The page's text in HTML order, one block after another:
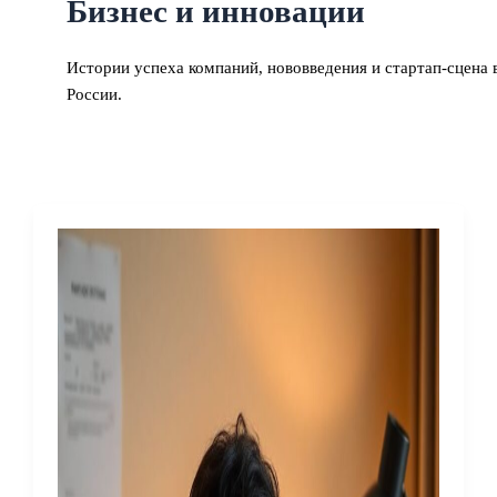
Бизнес и инновации
Истории успеха компаний, нововведения и стартап-сцена
России.